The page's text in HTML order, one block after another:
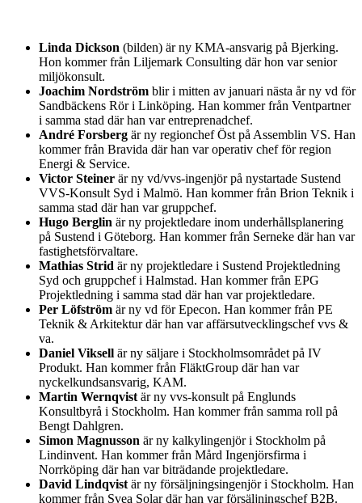
Linda Dickson (bilden) är ny KMA-ansvarig på Bjerking.
Hon kommer från Liljemark Consulting där hon var senior
miljökonsult.
Joachim Nordström blir i mitten av januari nästa år ny vd för
Sandbäckens Rör i Linköping. Han kommer från Ventpartner
i samma stad där han var entreprenadchef.
André Forsberg är ny regionchef Öst på Assemblin VS. Han
kommer från Bravida där han var operativ chef för region
Energi & Service.
Victor Steiner är ny vd/vvs-ingenjör på nystartade Sustend
VVS-Konsult Syd i Malmö. Han kommer från Brion Teknik i
samma stad där han var gruppchef.
Hugo Berglin är ny projektledare inom underhållsplanering
på Sustend i Göteborg. Han kommer från Serneke där han var
fastighetsförvaltare.
Mathias Strid är ny projektledare i Sustend Projektledning
Syd och gruppchef i Halmstad. Han kommer från EPG
Projektledning i samma stad där han var projektledare.
Per Löfström är ny vd för Epecon. Han kommer från PE
Teknik & Arkitektur där han var affärsutvecklingschef vvs &
va.
Daniel Viksell är ny säljare i Stockholmsområdet på IV
Produkt. Han kommer från FläktGroup där han var
nyckelkundsansvarig, KAM.
Martin Wernqvist är ny vvs-konsult på Englunds
Konsultbyrå i Stockholm. Han kommer från samma roll på
Bengt Dahlgren.
Simon Magnusson är ny kalkylingenjör i Stockholm på
Lindinvent. Han kommer från Mård Ingenjörsfirma i
Norrköping där han var biträdande projektledare.
David Lindqvist är ny försäljningsingenjör i Stockholm. Han
kommer från Svea Solar där han var försäljningschef B2B.